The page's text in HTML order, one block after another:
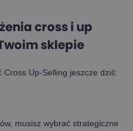
cross i up
sklepie
Up-Selling jeszcze dziś:
musisz wybrać strategiczne